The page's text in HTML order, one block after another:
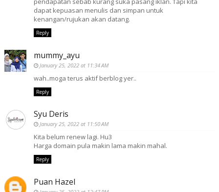
dapat kepuasan menulis dan simpan untuk
kenangan/rujukan akan datang.
Reply
mummy_ayu
January 25, 2022 at 11:34 AM
wah..moga terus aktif berblog yer..
Reply
Syu Deris
January 25, 2022 at 11:50 AM
Kita belum renew lagi. Hu3
Harga domain pula makin lama makin mahal.
Reply
Puan Hazel